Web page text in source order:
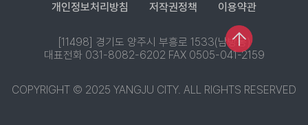
개인정보처리방침 저작권정책 이용약관
[11498] 경기도 양주시 부흥로 1533(남방동)
대표전화 031-8082-6202 FAX 0505-041-2159
COPYRIGHT © 2025 YANGJU CITY. ALL RIGHTS RESERVED